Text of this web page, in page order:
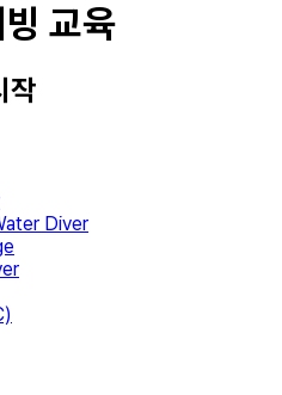
교육
작
Diver